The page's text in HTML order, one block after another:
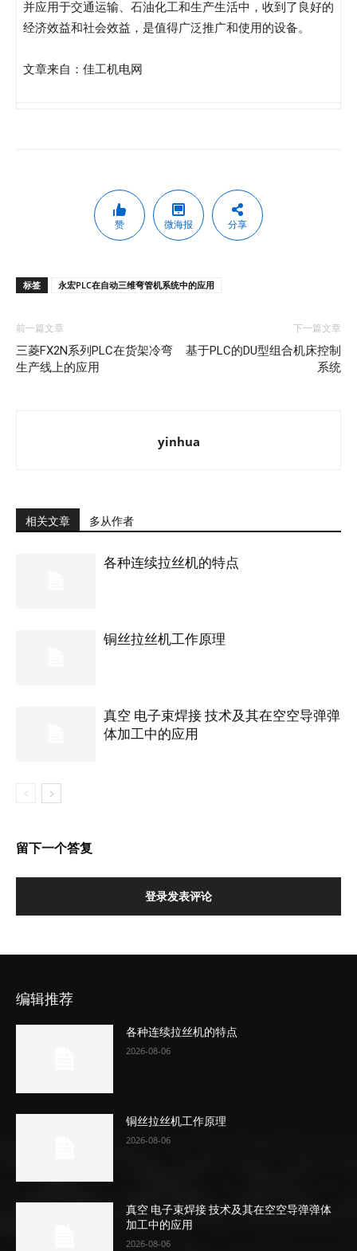
并应用于交通运输、石油化工和生产生活中，收到了良好的
经济效益和社会效益，是值得广泛推广和使用的设备。
文章来自：佳工机电网
赞 微海报 分享
标签 永宏PLC在自动三维弯管机系统中的应用
前一篇文章
三菱FX2N系列PLC在货架冷弯
生产线上的应用
下一篇文章
基于PLC的DU型组合机床控制
系统
yinhua
相关文章 多从作者
各种连续拉丝机的特点
铜丝拉丝机工作原理
真空 电子束焊接 技术及其在空空导弹弹
体加工中的应用
留下一个答复
登录发表评论
编辑推荐
各种连续拉丝机的特点
2026-08-06
铜丝拉丝机工作原理
2026-08-06
真空 电子束焊接 技术及其在空空导弹弹体
加工中的应用
2026-08-06